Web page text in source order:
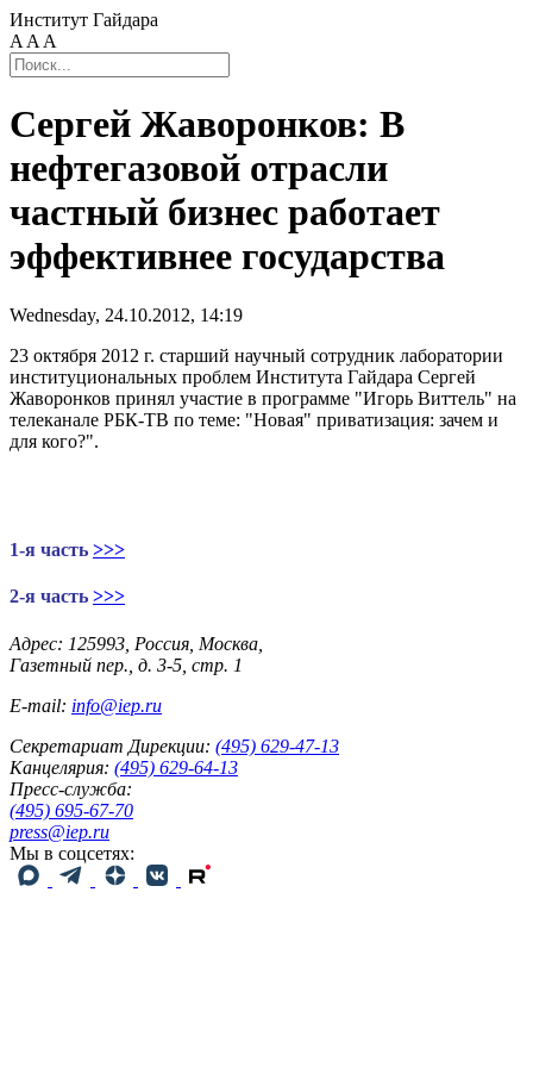
Институт Гайдара
A A A
Сергей Жаворонков: В
нефтегазовой отрасли
частный бизнес работает
эффективнее государства
Wednesday, 24.10.2012, 14:19
23 октября 2012 г. старший научный сотрудник лаборатории
институциональных проблем Института Гайдара Сергей
Жаворонков принял участие в программе "Игорь Виттель" на
телеканале РБК-ТВ по теме: "Новая" приватизация: зачем и
для кого?".
1-я часть >>>
2-я часть >>>
Адрес: 125993, Россия, Москва,
Газетный пер., д. 3-5, стр. 1
E-mail: info@iep.ru
Секретариат Дирекции: (495) 629-47-13
Канцелярия: (495) 629-64-13
Пресс-служба:
(495) 695-67-70
press@iep.ru
Мы в соцсетях: